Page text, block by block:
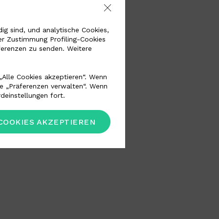
sind, und analytische Cookies,
Zustimmung Profiling-Cookies
zu senden. Weitere
Cookies akzeptieren“. Wenn
verwalten“. Wenn
fort.
AKZEPTIEREN